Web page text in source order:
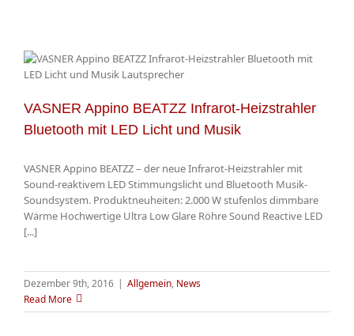
VASNER Appino BEATZZ Infrarot-Heizstrahler
Bluetooth mit LED Licht und Musik
VASNER Appino BEATZZ – der neue Infrarot-Heizstrahler mit
Sound-reaktivem LED Stimmungslicht und Bluetooth Musik-
Soundsystem. Produktneuheiten: 2.000 W stufenlos dimmbare
Wärme Hochwertige Ultra Low Glare Röhre Sound Reactive LED
[...]
Dezember 9th, 2016 | Allgemein, News
Read More